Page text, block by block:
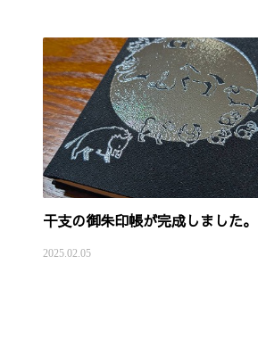
干支の御朱印帳が完成しました。
2025.02.05